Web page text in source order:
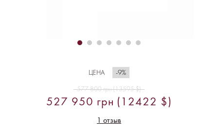
ЦЕНА -9%
577 800 грн (13595 $)
527 950 грн (12422 $)
1 отзыв